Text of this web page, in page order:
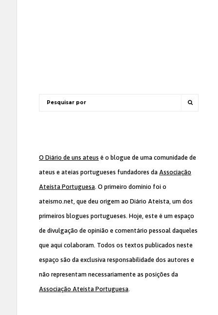
O Diário de uns ateus é o blogue de uma comunidade de
ateus e ateias portugueses fundadores da Associação
Ateísta Portuguesa. O primeiro domínio foi o
ateismo.net, que deu origem ao Diário Ateísta, um dos
primeiros blogues portugueses. Hoje, este é um espaço
de divulgação de opinião e comentário pessoal daqueles
que aqui colaboram. Todos os textos publicados neste
espaço são da exclusiva responsabilidade dos autores e
não representam necessariamente as posições da
Associação Ateísta Portuguesa.